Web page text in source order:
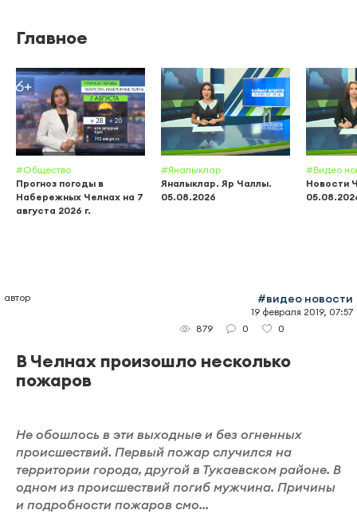
Главное
#Общество
Прогноз погоды в
Набережных Челнах на 7
августа 2026 г.
#Яналыклар
Яналыклар. Яр Чаллы.
05.08.2026
#Видео
Новости
автор #видео новости
19 февраля 2019, 07:57
879
0 0
В Челнах произошло несколько
пожаров
Не обошлось в эти выходные и без огненных
происшествий. Первый пожар случился на
территории города, другой в Тукаевском районе. В
одном из происшествий погиб мужчина. Причины
и подробности пожаров смо...